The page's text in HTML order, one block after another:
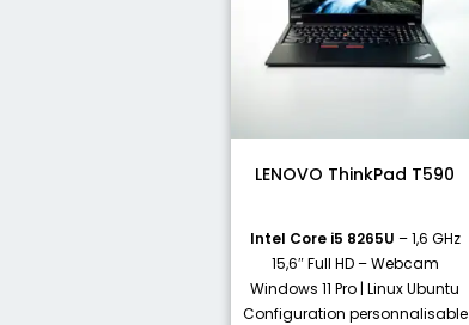
LENOVO ThinkPad T590
Intel Core i5 8265U – 1,6 GHz
15,6″ Full HD – Webcam
Windows 11 Pro | Linux Ubuntu
Configuration personnalisable